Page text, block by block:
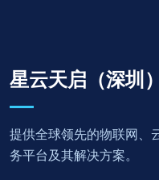
星云天启（深圳
提供全球领先的物联网、
务平台及其解决方案。